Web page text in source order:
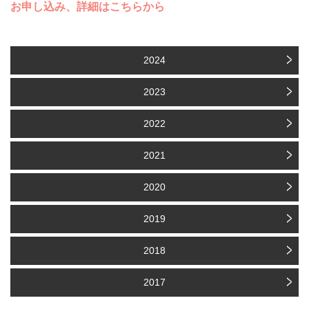
お申し込み、詳細はこちらから
2024
2023
2022
2021
2020
2019
2018
2017